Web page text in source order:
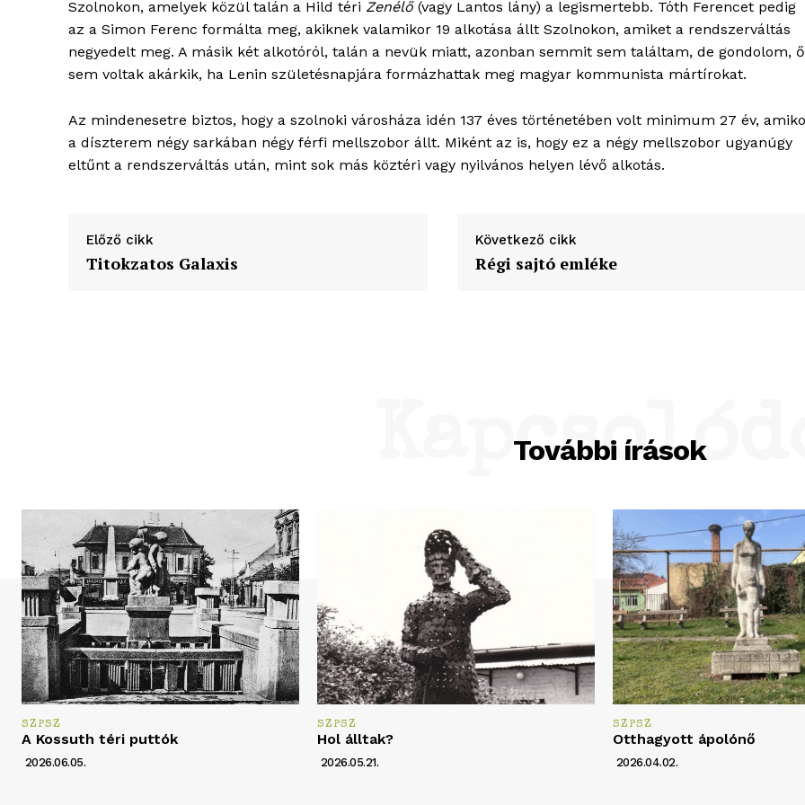
Szolnokon, amelyek közül talán a Hild téri Zenélő(vagy Lantos lány) a legismertebb. Tóth Ferencet pedig
az a Simon Ferenc formálta meg, akiknek valamikor 19 alkotása állt Szolnokon, amiket a rendszerváltás
negyedelt meg. A másik két alkotóról, talán a nevük miatt, azonban semmit sem találtam, de gondolom,
sem voltak akárkik, ha Lenin születésnapjára formázhattak meg magyar kommunista mártírokat.
Az mindenesetre biztos, hogy a szolnoki városháza idén 137 éves történetében volt minimum 27 év,
a díszterem négy sarkában négy férfi mellszobor állt. Miként az is, hogy ez a négy mellszobor ugyanúgy
eltűnt a rendszerváltás után, mint sok más köztéri vagy nyilvános helyen lévő alkotás.
Előző cikk
Titokzatos Galaxis
Következő cikk
Régi sajtó emléke
További írások
SZPSZ
A Kossuth téri puttók
2026.06.05.
SZPSZ
Hol álltak?
2026.05.21.
SZPSZ
Otthagyott ápolónő
2026.04.02.